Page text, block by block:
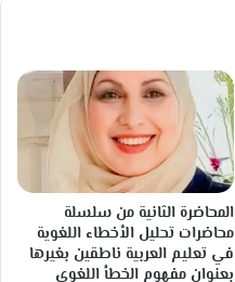
المحاضرة الثانية من سلسلة
محاضرات تحليل الأخطاء اللغوية
في تعليم العربية ناطقين بغيرها
بعنوان مفهوم الخطأ اللغوي